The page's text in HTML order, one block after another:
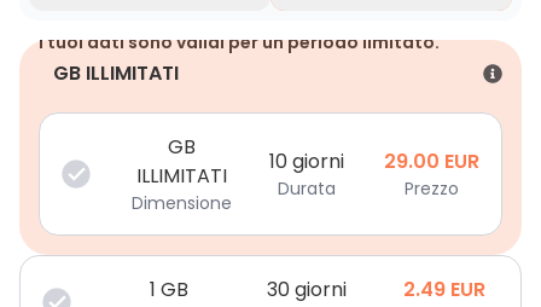
I tuoi dati sono validi per un periodo limitato.
GB ILLIMITATI
GB
ILLIMITATI
Dimensione
10 giorni
Durata
29.00 EUR
Prezzo
1 GB 30 giorni 2.49 EUR